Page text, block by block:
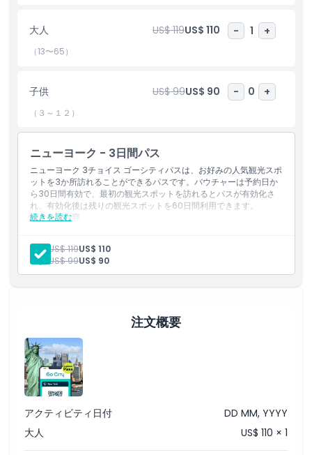
クションを選んで、市内での時間を最大限に活用しながら利便性、
価値、自由度を高めましょう。
含まれるもの
子供／大人ポリシー
除外事項
場所
大人 US$ 119US$ 110 - 1 +
（13〜65）
子供 US$ 99US$ 90 - 0 +
（３～１２）
ニューヨーク - 3日間パス
ニューヨーク 3チョイス ゴーシティパスは、お好みの人気観光スポ
ットを3か所訪れることができるパスです。バウチャーは予約日か
ら30日間有効で、最初の観光スポットを訪れるとパスが有効化さ
れ、有効化後は残りの観光スポットを60日間利用できます。
続きを読む
含まれる内容
エッジ（ハドソンヤーズ） ゴーシティ
トップ・オブ・ザ・ロック展望台 ゴーシティ
ワン・ワールド展望台 ゴーシティ
イントレピッド博物館（イントレピッド海・空・宇宙博物館）
セントラルパーク終日自転車レンタル（アンリミテッド・バイ
キング） ゴーシティ
マダム・タッソー＋マーベル・ユニバース4D ゴーシティ
ザ・ミュージアム・オブ・ブロードウェイ ゴーシティ
マーサー・ラボ－アート＆テクノロジー博物館 ゴーシティ
サークルライン NYC ランドマーククルーズ ゴーシティ
自由の女神＆エリス島フェリー ゴーシティ
ビッグバス 2日間 ダウンタウン＆アップタウン ホップオンホ
大人: US$ 119US$ 110
子供:
US$ 99US$ 90
注文概要
アクティビティ日付
DD MM, YYYY
大人
US$ 110 × 1